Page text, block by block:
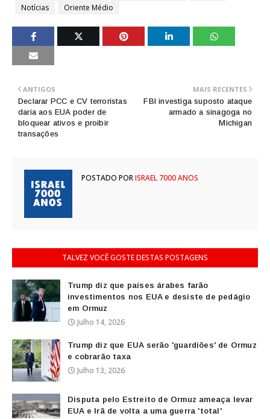
Notícias Oriente Médio
MAIS RECENTES
FBI investiga suposto ataque
armado a sinagoga no
Michigan
ANTIGOS
Declarar PCC e CV terroristas
daria aos EUA poder de
bloquear ativos e proibir
transações
POSTADO PORISRAEL 7000 ANOS
TALVEZ VOCÊ GOSTE DESTAS POSTAGENS
Trump diz que países árabes farão
investimentos nos EUA e desiste de pedágio
em Ormuz
Julho 14, 2026
Trump diz que EUA serão 'guardiões' de Ormuz
e cobrarão taxa
Julho 13, 2026
Disputa pelo Estreito de Ormuz ameaça levar
EUA e Irã de volta a uma guerra 'total'